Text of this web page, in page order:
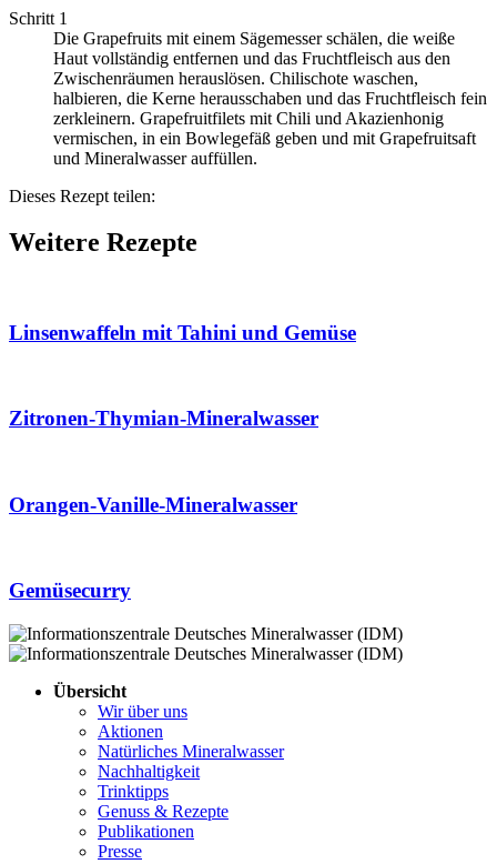
Schritt 1
Die Grapefruits mit einem Sägemesser schälen, die weiße
Haut vollständig entfernen und das Fruchtfleisch aus den
Zwischenräumen herauslösen. Chilischote waschen,
halbieren, die Kerne herausschaben und das Fruchtfleisch fein
zerkleinern. Grapefruitfilets mit Chili und Akazienhonig
vermischen, in ein Bowlegefäß geben und mit Grapefruitsaft
und Mineralwasser auffüllen.
Dieses Rezept teilen:
Weitere Rezepte
Linsenwaffeln mit Tahini und Gemüse
Zitronen-Thymian-Mineralwasser
Orangen-Vanille-Mineralwasser
Gemüsecurry
Übersicht
Wir über uns
Aktionen
Natürliches Mineralwasser
Nachhaltigkeit
Trinktipps
Genuss & Rezepte
Publikationen
Presse